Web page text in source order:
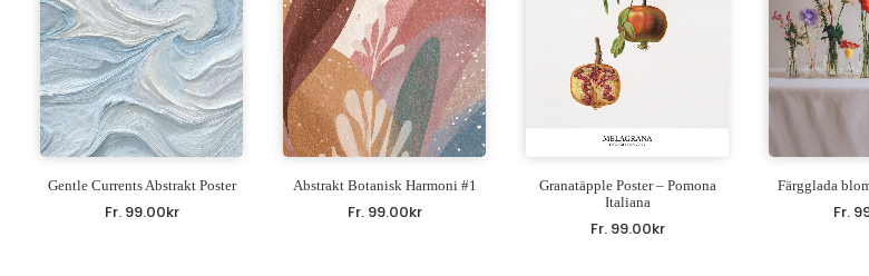
Gentle Currents Abstrakt Poster
Fr. 99.00kr
Abstrakt Botanisk Harmoni #1
Fr. 99.00kr
Granatäpple Poster – Pomona
Italiana
Fr. 99.00kr
Färgglada
Fr.